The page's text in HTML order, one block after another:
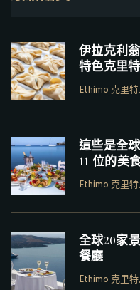
伊拉克利
特色克里
Ethimo 克里
這些是全
11 位的美
Ethimo 克里
全球20家
餐廳
Ethimo 克里